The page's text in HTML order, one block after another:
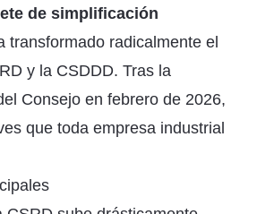
de simplificación
transformado radicalmente el
y la CSDDD. Tras la
Consejo en febrero de 2026,
que toda empresa industrial